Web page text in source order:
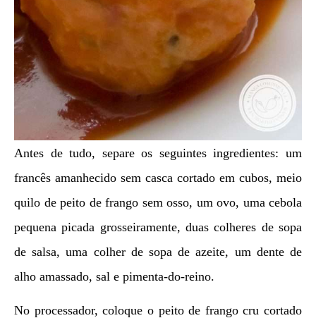
Antes de tudo, separe os seguintes ingredientes: um
francês amanhecido sem casca cortado em cubos, meio
quilo de peito de frango sem osso, um ovo, uma cebola
pequena picada grosseiramente, duas colheres de sopa
de salsa, uma colher de sopa de azeite, um dente de
alho amassado, sal e pimenta-do-reino.
No processador, coloque o peito de frango cru cortado